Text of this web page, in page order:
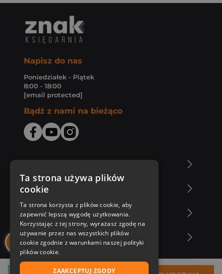
Napisz do nas
Poniedziałek - Piątek
8:00 - 18:00
[email protected]
Bądź z nami na bieżąco
Zakupy u nas
Nasza oferta
Nasi autorzy
Ta strona używa plików
cookie
Ta strona korzysta z plików cookie, aby
zapewnić lepszą wygodę użytkowania.
Korzystając z tej strony, wyrażasz zgodę na
używanie przez nas wszystkich plików
cookie zgodnie z warunkami naszej polityki
plików cookie.
ZAAKCEPTUJ ZGODY